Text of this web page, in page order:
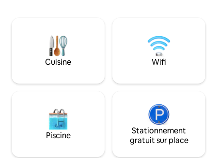
terrasses et de jardins privés. Ustensiles
de cuisine, vaisselle, linge de maison et
serviettes inclus Réservez en toute
sécurité avec TopSpot® Plus de 10 ans
d’expérience
pour une
Salle de
télévision directe
ski, tennis,
Cuisine Wifi
Piscine
Stationnement
gratuit sur place